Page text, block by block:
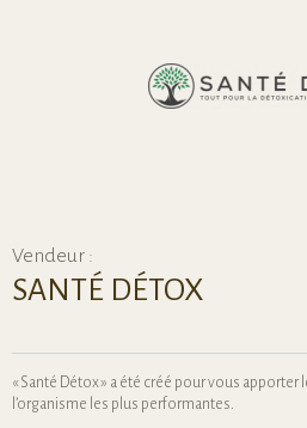
Vendeur :
SANTÉ DÉTOX
« Santé Détox » a été créé pour vous
l’organisme les plus performantes.